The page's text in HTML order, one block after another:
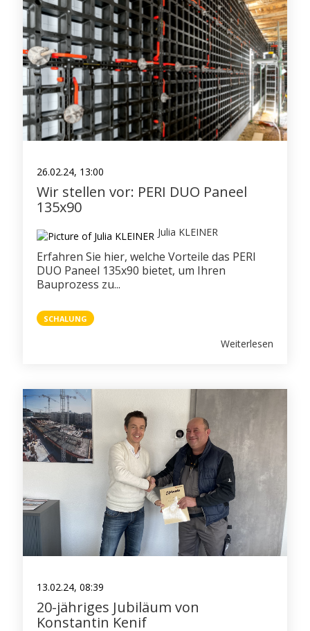
26.02.24, 13:00
Wir stellen vor: PERI DUO Paneel
135x90
Julia KLEINER
Erfahren Sie hier, welche Vorteile das PERI
DUO Paneel 135x90 bietet, um Ihren
Bauprozess zu...
SCHALUNG
Weiterlesen
13.02.24, 08:39
20-jähriges Jubiläum von
Konstantin Kenif